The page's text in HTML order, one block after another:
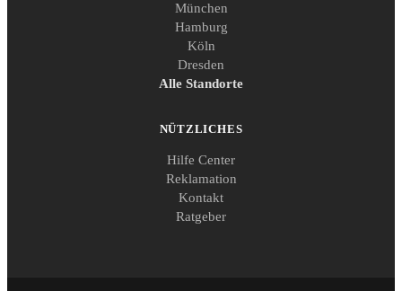
München
Hamburg
Köln
Dresden
Alle Standorte
NÜTZLICHES
Hilfe Center
Reklamation
Kontakt
Ratgeber